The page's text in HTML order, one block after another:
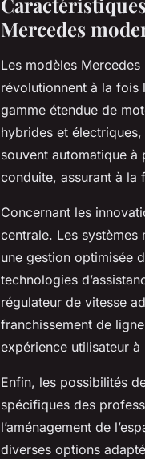
Mercedes
Les modèles
révolutionnent à la fois
gamme étendue de
hybrides et
souvent automatique
conduite, assurant à la
Concernant les
centrale. Les
une gestion optimisée
technologies
régulateur de vitesse
franchissement de
expérience utilisateur
Enfin, les possibilités
spécifiques des
l’aménagement de
diverses options